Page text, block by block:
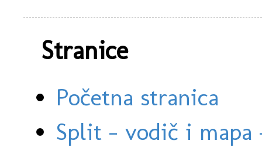
Stranice
Početna stranica
Split - vodič i